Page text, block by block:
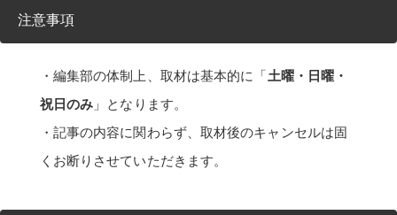
注意事項
・編集部の体制上、取材は基本的に「土曜・日曜・
祝日のみ 」となります。
・記事の内容に関わらず、取材後のキャンセルは固
くお断りさせていただきます。